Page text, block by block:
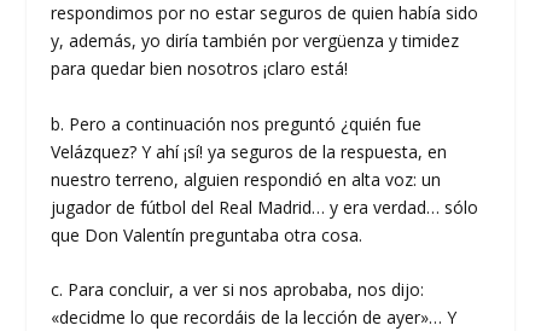
respondimos por no estar seguros de quien había sido
y, además, yo diría también por vergüenza y timidez
para quedar bien nosotros ¡claro está!
b. Pero a continuación nos preguntó ¿quién fue
Velázquez? Y ahí ¡sí! ya seguros de la respuesta, en
nuestro terreno, alguien respondió en alta voz: un
jugador de fútbol del Real Madrid… y era verdad… sólo
que Don Valentín preguntaba otra cosa.
c. Para concluir, a ver si nos aprobaba, nos dijo:
«decidme lo que recordáis de la lección de ayer»… Y